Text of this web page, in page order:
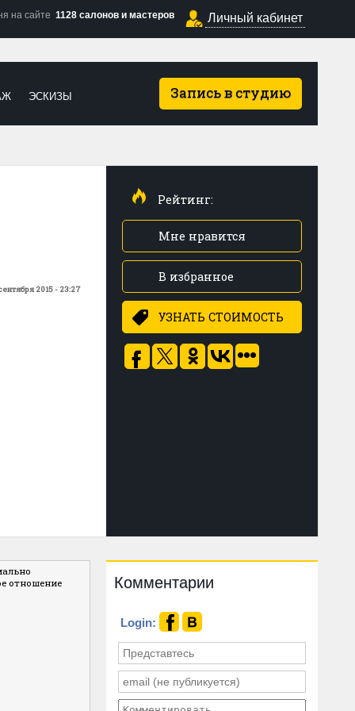
на сайте 1128 салонов и мастеров Личный кабинет
Запись в студию
ЭСКИЗЫ
2015 - 23:27
Рейтинг:
Мне нравится
В избранное
УЗНАТЬ СТОИМОСТЬ
отношение
Комментарии
Login: